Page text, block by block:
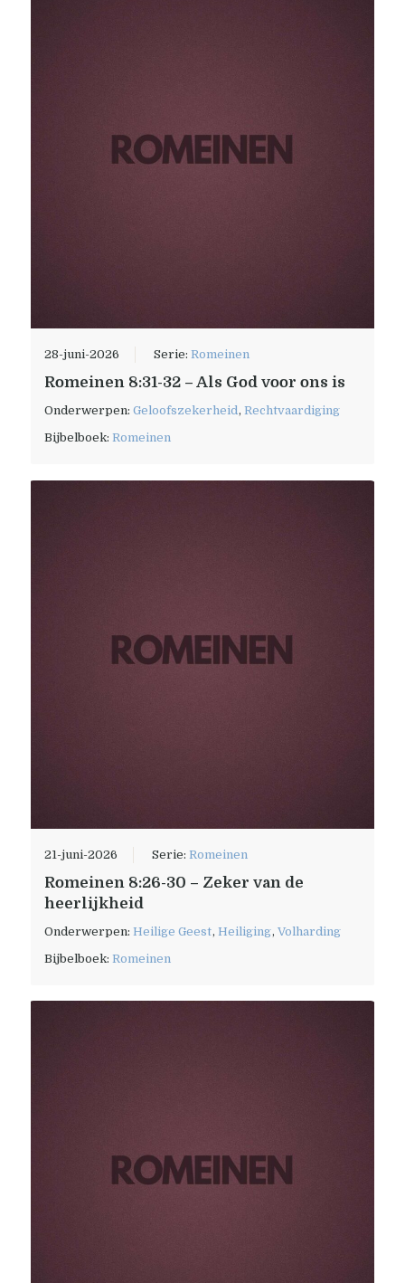
28-juni-2026 Serie:Romeinen
Romeinen 8:31-32 – Als God voor ons is
Onderwerpen:Geloofszekerheid,Rechtvaardiging
Bijbelboek:Romeinen
21-juni-2026 Serie:Romeinen
Romeinen 8:26-30 – Zeker van de
heerlijkheid
Onderwerpen:Heilige Geest,Heiliging,Volharding
Bijbelboek:Romeinen